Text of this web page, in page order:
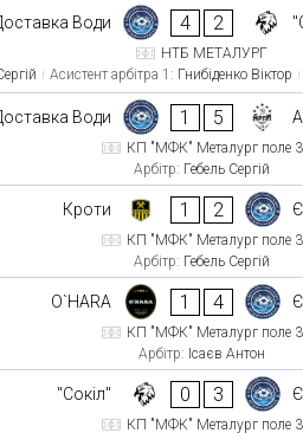
Води 4 2
НТБ МЕТАЛУРГ
Асистент арбітра 1: Гнибіденко Віктор
Води 1 5
КП "МФК" Металург поле 3
Арбітр: Гебель Сергій
Кроти 1 2
КП "МФК" Металург поле 3
Арбітр: Гебель Сергій
O`HARA 1 4
КП "МФК" Металург поле 3
Арбітр: Ісаєв Антон
"Сокіл" 0 3
КП "МФК" Металург поле 3